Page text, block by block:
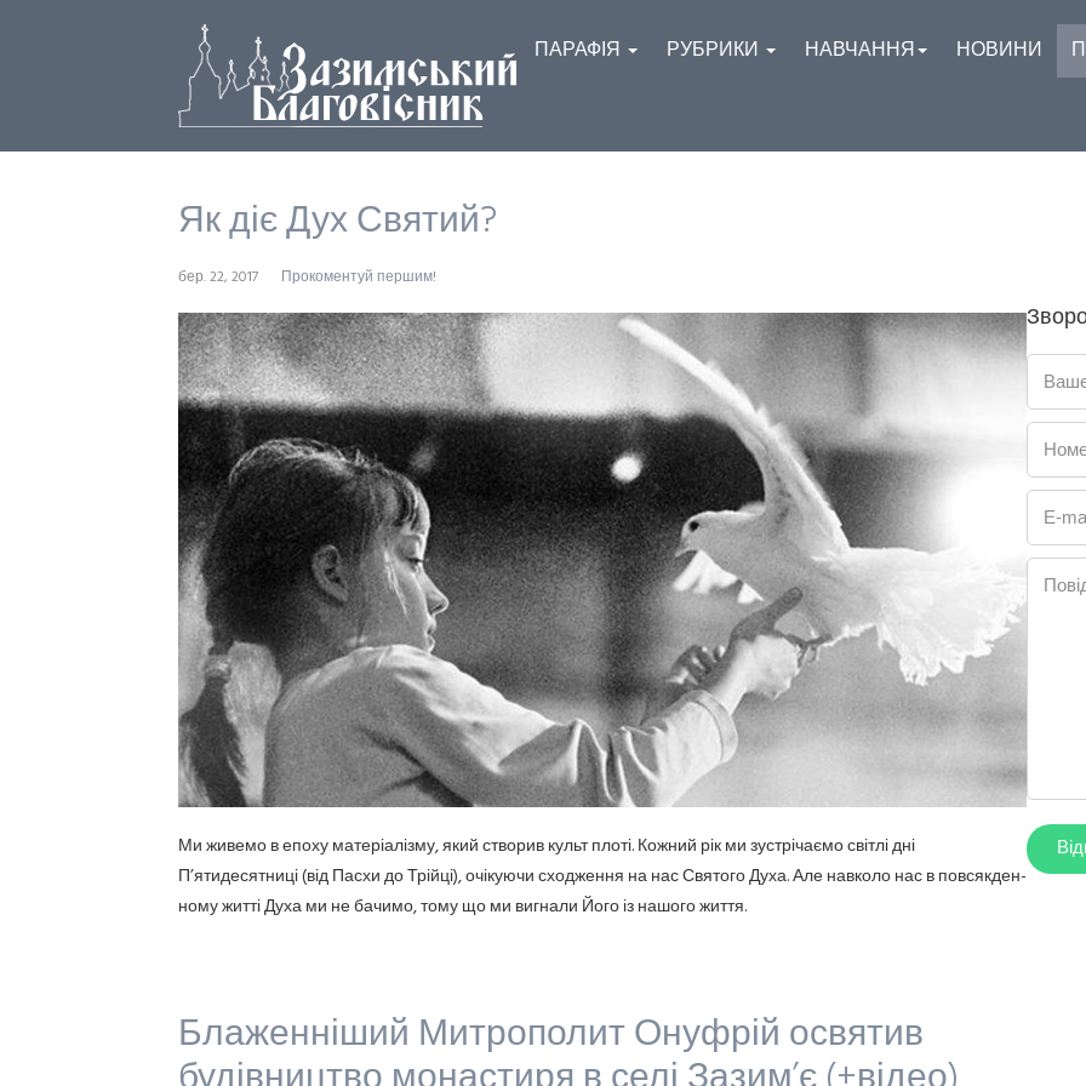
ПАРАФІЯ РУБРИКИ НАВЧАННЯ НОВИНИ
Як діє Дух Святий?
бер. 22, 2017 Прокоментуй першим!
Ми живемо в епоху матеріалізму, який створив культ плоті. Кожний рік ми зустрічаємо світлі дні
П’ятидесятниці (від Пасхи до Трійці), очікуючи сходження на нас Святого Духа. Але навколо нас в повсякден-
ному житті Духа ми не бачимо, тому що ми вигнали Його із нашого життя.
Блаженніший Митрополит Онуфрій освятив
E-